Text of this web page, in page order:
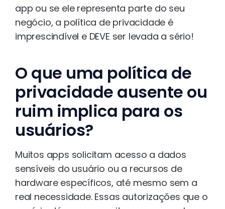
app ou se ele representa parte do seu
negócio, a política de privacidade é
imprescindível e DEVE ser levada a sério!
O que uma política de
privacidade ausente ou
ruim implica para os
usuários?
Muitos apps solicitam acesso a dados
sensíveis do usuário ou a recursos de
hardware específicos, até mesmo sem a
real necessidade. Essas autorizações que o